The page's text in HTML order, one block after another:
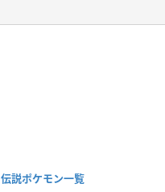
伝説ポケモン一覧